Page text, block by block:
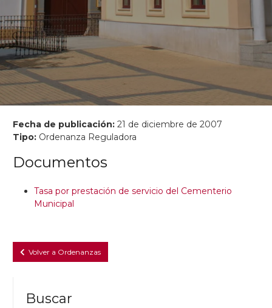
Fecha de publicación: 21 de diciembre de 2007
Tipo: Ordenanza Reguladora
Documentos
Tasa por prestación de servicio del Cementerio
Municipal
Volver a Ordenanzas
Buscar